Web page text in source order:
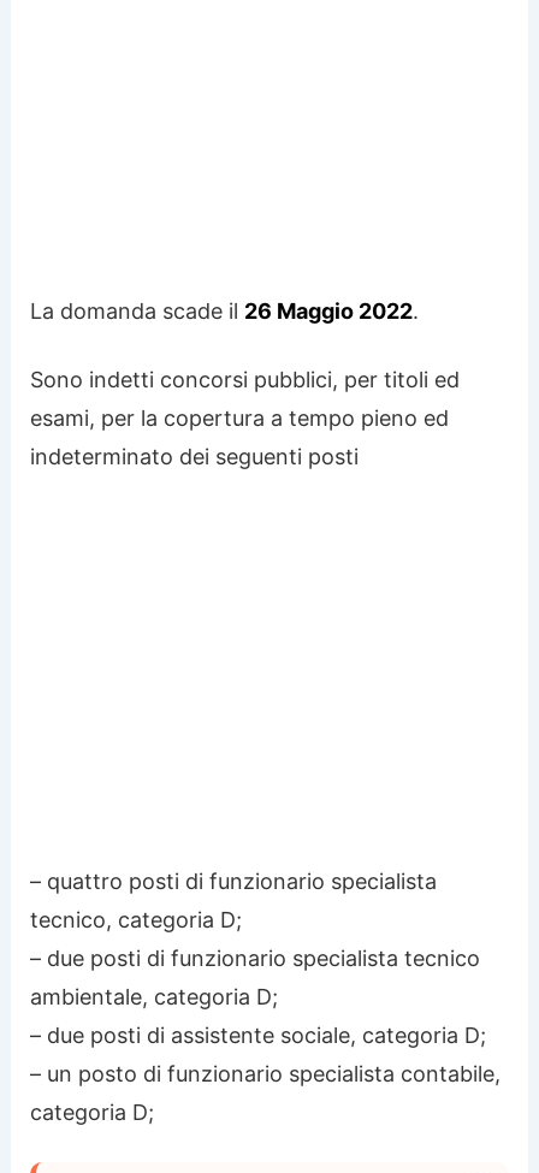
La domanda scade il 26 Maggio 2022.
Sono indetti concorsi pubblici, per titoli ed
esami, per la copertura a tempo pieno ed
indeterminato dei seguenti posti
– quattro posti di funzionario specialista
tecnico, categoria D;
– due posti di funzionario specialista tecnico
ambientale, categoria D;
– due posti di assistente sociale, categoria D;
– un posto di funzionario specialista contabile,
categoria D;